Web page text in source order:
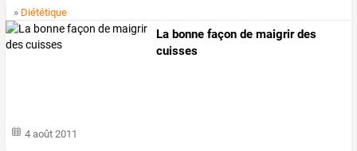
» Diététique
La bonne façon de maigrir des
cuisses
4 août 2011